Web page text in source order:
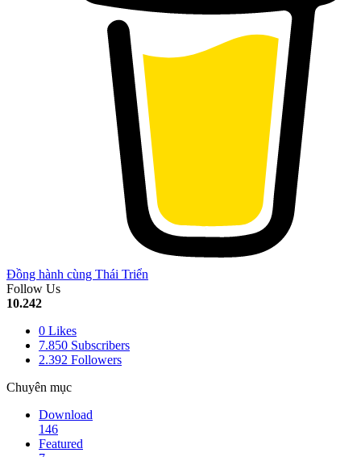
Đồng hành cùng Thái Triển
Follow Us
10.242
0 Likes
7.850 Subscribers
2.392 Followers
Chuyên mục
Download
146
Featured